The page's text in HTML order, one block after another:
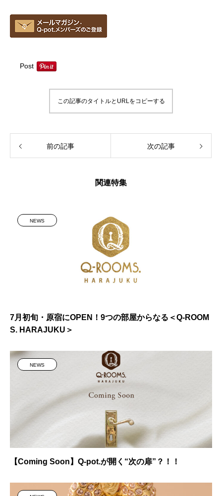
Post
この記事のタイトルとURLをコピーする
前の記事 次の記事
関連特集
NEWS
7月初旬・原宿にOPEN！9つの部屋からなる＜Q-ROOM
S. HARAJUKU＞
NEWS
【Coming Soon】Q-pot.が開く“次の扉”？！！